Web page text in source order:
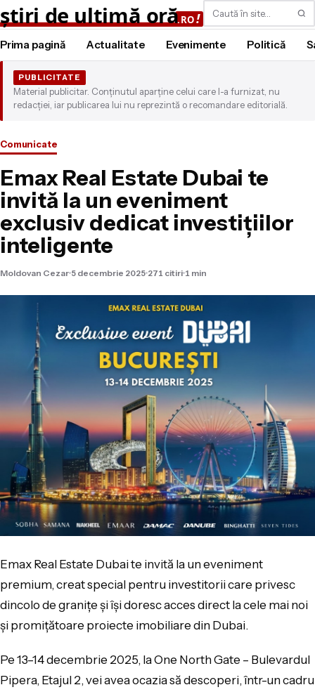
Caută
Prima pagină Actualitate Evenimente Politică
PUBLICITATE
Material publicitar. Conținutul aparține celui care l-a furnizat, nu
redacției, iar publicarea lui nu reprezintă o recomandare editorială.
Comunicate
Emax Real Estate Dubai te
invită la un eveniment
exclusiv dedicat investițiilor
inteligente
Moldovan Cezar 5 decembrie 2025 271 citiri 1 min
Emax Real Estate Dubai te invită la un eveniment
premium, creat special pentru investitorii care privesc
dincolo de granițe și își doresc acces direct la cele mai noi
și promițătoare proiecte imobiliare din Dubai.
Pe 13–14 decembrie 2025, la One North Gate – Bulevardul
Pipera, Etajul 2, vei avea ocazia să descoperi, într-un cadru